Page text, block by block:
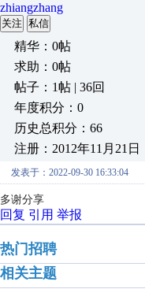
zhiangzhang
关注 私信
精华：0帖
求助：0帖
帖子：1帖 | 36回
年度积分：0
历史总积分：66
注册：2012年11月21日
发表于：2022-09-30 16:33:04
多谢分享
回复 引用 举报
热门招聘
相关主题